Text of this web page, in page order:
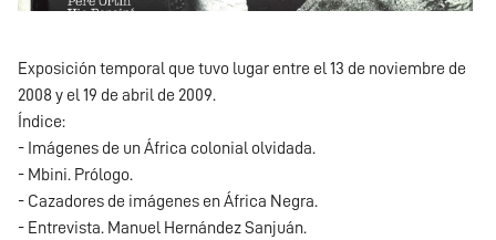
Exposición temporal que tuvo lugar entre el 13 de noviembre de
2008 y el 19 de abril de 2009.
Índice:
- Imágenes de un África colonial olvidada.
- Mbini. Prólogo.
- Cazadores de imágenes en África Negra.
- Entrevista. Manuel Hernández Sanjuán.